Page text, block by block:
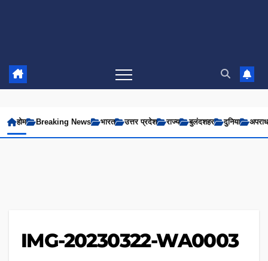
होम Breaking News भारत उत्तर प्रदेश राज्य बुलंदशहर दुनिया अपराध
IMG-20230322-WA0003